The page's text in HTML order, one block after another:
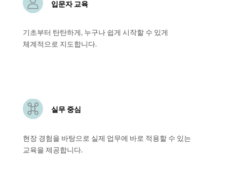
입문자 교육
기초부터 탄탄하게, 누구나 쉽게 시작할 수 있게
체계적으로 지도합니다.
실무 중심
현장 경험을 바탕으로 실제 업무에 바로 적용할 수 있는
교육을 제공합니다.